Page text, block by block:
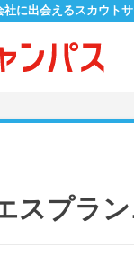
社に出会えるスカウト
スプラ